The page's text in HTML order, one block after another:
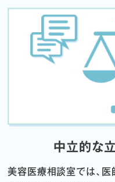
中立的な
美容医療相談室では、医